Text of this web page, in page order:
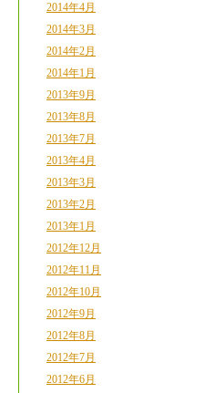
2014年4月
2014年3月
2014年2月
2014年1月
2013年9月
2013年8月
2013年7月
2013年4月
2013年3月
2013年2月
2013年1月
2012年12月
2012年11月
2012年10月
2012年9月
2012年8月
2012年7月
2012年6月